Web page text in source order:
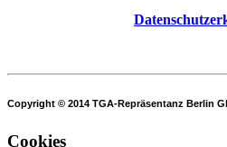
Copyright © 2014 TGA-Repräsentanz Berlin
Cookies